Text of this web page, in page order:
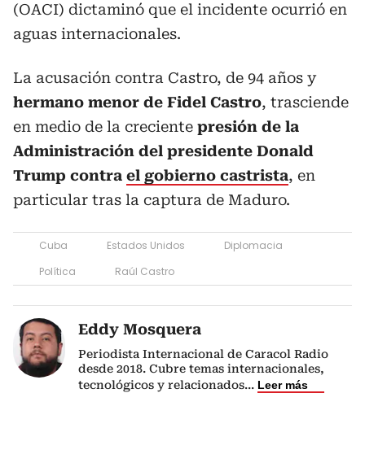
(OACI) dictaminó que el incidente ocurrió en
aguas internacionales.
La acusación contra Castro, de 94 años y
hermano menor de Fidel Castro, trasciende
en medio de la creciente presión de la
Administración del presidente Donald
Trump contra el gobierno castrista, en
particular tras la captura de Maduro.
Cuba Estados Unidos
Diplomacia
Política
Raúl Castro
Eddy Mosquera
Periodista Internacional de Caracol Radio
desde 2018. Cubre temas internacionales,
tecnológicos y relacionados... Leer más